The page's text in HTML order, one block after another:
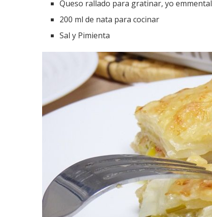
Queso rallado para gratinar, yo emmental
200 ml de nata para cocinar
Sal y Pimienta